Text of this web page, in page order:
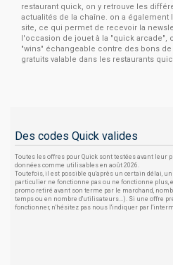
restaurant quick, on y retrouve les
actualités de la chaîne. on a
site, ce qui permet de recevoir la
l'occasion de jouet à la "quick arcade",
"wins" échangeable contre des bons
gratuits valable dans les restaurants
Des codes Quick valides
Toutes les offres pour Quick sont testées avant leur
données comme utilisables en août 2026.
Toutefois, il est possible qu'après un certain délai,
particulier ne fonctionne pas ou ne fonctionne plus,
promo retiré avant son terme par le marchand,
temps ou en nombre d'utilisateurs...). Si une offre
fonctionner, n'hésitez pas nous l'indiquer par